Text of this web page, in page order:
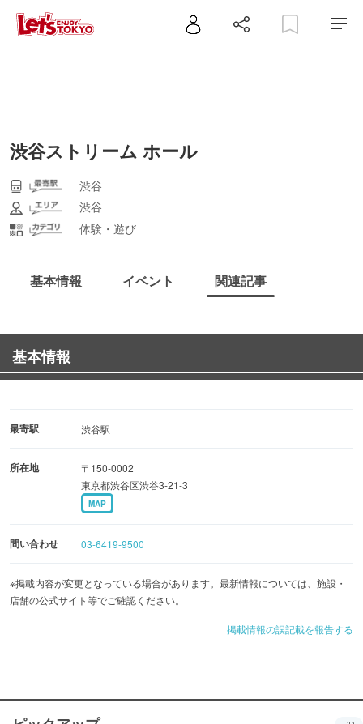
渋谷ストリーム ホール
渋谷
渋谷
体験・遊び
基本情報 イベント 関連記事
基本情報
最寄駅 渋谷駅
所在地
〒150-0002
東京都渋谷区渋谷3-21-3
MAP
問い合わせ 03-6419-9500
※掲載内容が変更となっている場合があります。最新情報については、施設・
店舗の公式サイト等でご確認ください。
掲載情報の誤記載を報告する